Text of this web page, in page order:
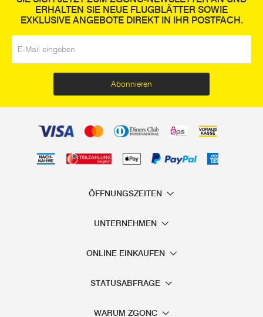
ERHALTEN SIE NEUE FLUGBLÄTTER SOWIE
EXKLUSIVE ANGEBOTE DIREKT IN IHR POSTFACH.
Abonnieren
ÖFFNUNGSZEITEN
UNTERNEHMEN
ONLINE EINKAUFEN
STATUSABFRAGE
WARUM ZGONC